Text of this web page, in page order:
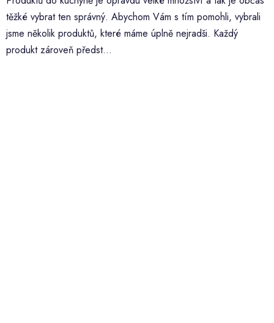
těžké vybrat ten správný. Abychom Vám s tím pomohli, vybrali
jsme několik produktů, které máme úplně nejradši. Každý
produkt zároveň předst...